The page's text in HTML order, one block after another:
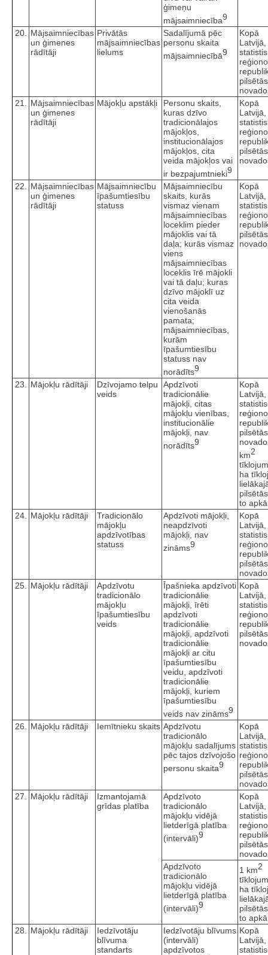
ģimeņu
mājsaimniecība9
20.
Mājsaimniecības
un ģimenes
rādītāji
Privātās
mājsaimniecības
lielums
Sadalījumā pēc
personu skaita
mājsaimniecībā9
Kopā
Latvijā,
21.
Mājsaimniecības
un ģimenes
rādītāji
Mājokļu apstākļi
Personu skaits,
kuras dzīvo
tradicionālajos
mājokļos,
institucionālajos
mājokļos, cita
veida mājokļos vai
ir bezpajumtnieki9
Kopā
Latvijā,
22.
Mājsaimniecības
un ģimenes
rādītāji
Mājsaimniecību
īpašumtiesību
statuss
Mājsaimniecību
skaits, kurās
vismaz vienam
mājsaimniecības
loceklim pieder
mājoklis vai tā
daļa; kurās vismaz
viens
mājsaimniecības
loceklis īrē mājokli
vai tā daļu; kuras
dzīvo mājoklī uz
cita veida
vienošanās
pamata;
mājsaimniecības,
kurām
īpašumtiesību
statuss nav
norādīts9
Kopā
Latvijā,
23. Mājokļu rādītāji
Dzīvojamo telpu
veids
Apdzīvoti
tradicionālie
mājokļi, citas
mājokļu vienības,
institucionālie
mājokļi, nav
norādīts9
Kopā
Latvijā,
km2
ha
to
24.
Mājokļu rādītāji
Tradicionālo
mājokļu
apdzīvotības
statuss
Apdzīvoti mājokļi,
neapdzīvoti
mājokļi, nav
zināms9
Kopā
Latvijā,
25.
Mājokļu rādītāji
Apdzīvotu
tradicionālo
mājokļu
īpašumtiesību
veids
Īpašnieka apdzīvoti
tradicionālie
mājokļi, īrēti
apdzīvoti
tradicionālie
mājokļi, apdzīvoti
tradicionālie
mājokļi ar citu
īpašumtiesību
veidu, apdzīvoti
tradicionālie
mājokļi, kuriem
īpašumtiesību
veids nav zināms9
Kopā
Latvijā,
26. Mājokļu rādītāji Iemītnieku skaits Apdzīvotu
tradicionālo
mājokļu sadalījums
pēc tajos dzīvojošo
personu skaita9
Kopā
Latvijā,
27.
Mājokļu rādītāji
Izmantojamā
grīdas platība
Apdzīvoto
tradicionālo
mājokļu vidējā
lietderīgā platība
(intervāli)9
Kopā
Latvijā,
Apdzīvoto
tradicionālo
mājokļu vidējā
lietderīgā platība
(intervāli)9
1 km2
ha
to
28.
Mājokļu rādītāji
Iedzīvotāju
blīvuma
standarts
Iedzīvotāju blīvums
(intervāli)
apdzīvotos
Kopā
Latvijā,